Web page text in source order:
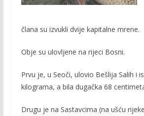
člana su izvukli dvije kapitalne mrene.
Obje su ulovljene na rijeci Bosni.
Prvu je, u Seoči, ulovio Bešlija Salih i
kilograma, a bila dugačka 68
Drugu je na Sastavcima (na ušću